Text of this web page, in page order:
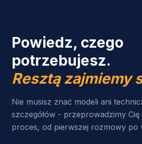
Powiedz, czego
potrzebujesz.
Resztą zajmiemy
Nie musisz znać modeli ani
szczegółów - przeprowadzimy Cię
proces, od pierwszej rozmowy po